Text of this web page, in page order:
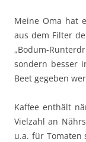
Meine Oma hat
aus dem Filter
„Bodum-
sondern besser
Beet gegeben
Kaffee enthält
Vielzahl an
u.a. für Tomaten